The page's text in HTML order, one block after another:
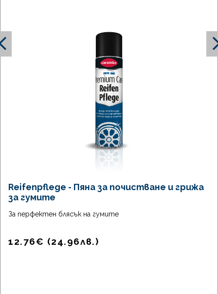
Reifenpflege - Пяна за почистване и грижа
за гумите
За перфектен блясък на гумите
12.76€ (24.96лв.)